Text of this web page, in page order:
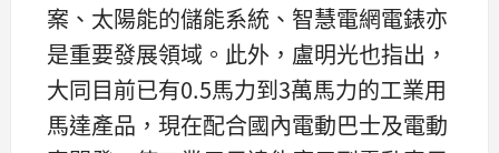
案、太陽能的儲能系統、智慧電網電錶亦
是重要發展領域。此外，盧明光也指出，
大同目前已有0.5馬力到3萬馬力的工業用
馬達產品，現在配合國內電動巴士及電動